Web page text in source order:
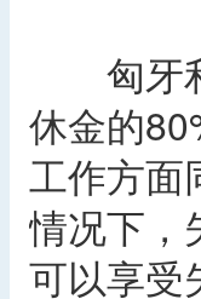
匈牙利
休金的
工作方面
情况下，
可以享受